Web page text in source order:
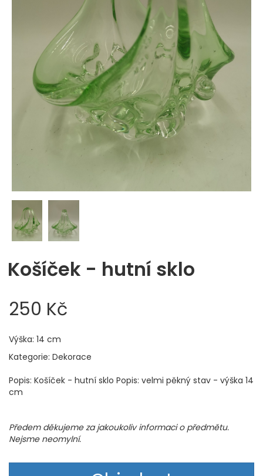
Košíček - hutní sklo
250 Kč
Výška: 14 cm
Kategorie: Dekorace
Popis: Košíček - hutní sklo Popis: velmi pěkný stav - výška 14
cm
Předem děkujeme za jakoukoliv informaci o předmětu.
Nejsme neomylní.